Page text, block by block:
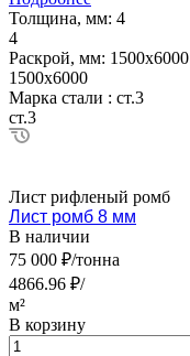
Толщина, мм: 4
4
Раскрой, мм: 1500х6000
1500х6000
Марка стали : ст.3
ст.3
Лист рифленый ромб
Лист ромб 8 мм
В наличии
75 000 ₽/тонна
4866.96 ₽/
м²
В корзину